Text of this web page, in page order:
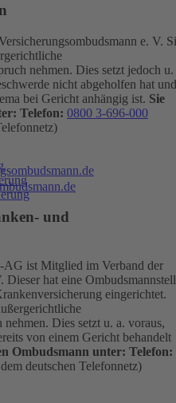
e. V.
nehmen. Dies setzt jedoch u.
nicht abgeholfen hat und
bei Gericht anhängig ist. Sie
Telefon: 0800 3-696-000
und
ist Mitglied im Verband der
Dieser hat eine
eingerichtet.
Dies setzt u. a. voraus,
von einem Gericht behandelt
Ombudsmann unter: Telefon:
deutschen Telefonnetz)